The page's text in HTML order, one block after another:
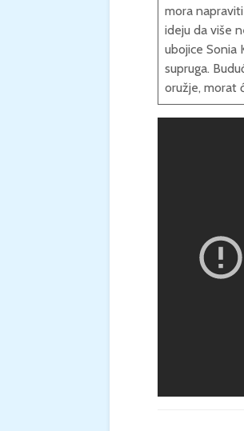
mora
ideju da više
ubojice Sonia
supruga.
oružje, morat